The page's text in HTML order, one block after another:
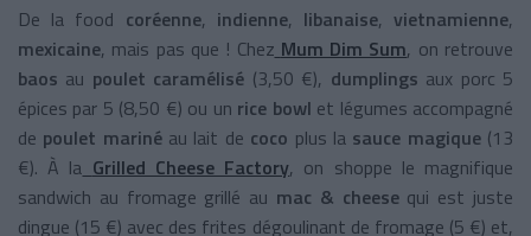
De la food coréenne, indienne, libanaise,vietnamienne,
mexicaine, mais pas que ! Chez Mum Dim Sum, on retrouve
baos au poulet caramélisé (3,50 €), dumplings aux porc 5
épices par 5 (8,50 €) ou un rice bowl et légumes accompagné
de poulet mariné au lait de coco plus la sauce magique(13
€). À la Grilled Cheese Factory, on shoppe le magnifique
sandwich au fromage grillé au mac & cheese qui est juste
dingue (15 €) avec des frites dégoulinant de fromage (5 €) et,